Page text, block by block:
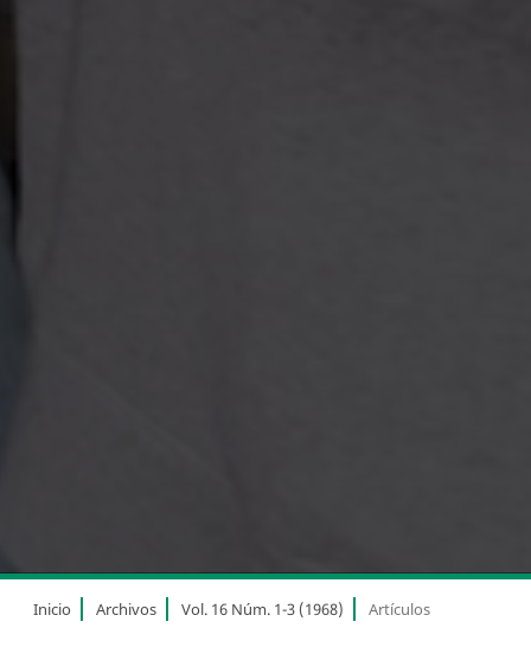
Inicio Archivos Vol. 16 Núm. 1-3 (1968) Artículos